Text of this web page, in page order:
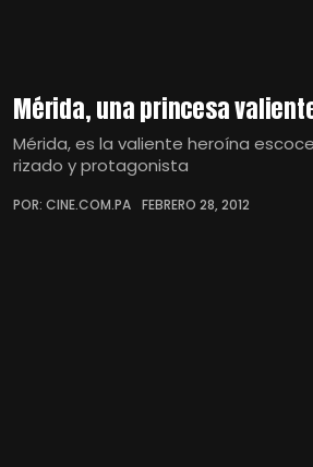
Mérida, una princesa
Mérida, es la valiente heroína
rizado y protagonista
POR: CINE.COM.PA FEBRERO 28, 2012